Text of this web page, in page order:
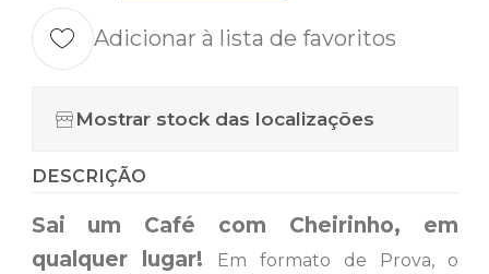
Adicionar à lista de favoritos
Mostrar stock das localizações
DESCRIÇÃO
Sai um Café com Cheirinho, em
qualquer lugar!
Em formato de Prova, o